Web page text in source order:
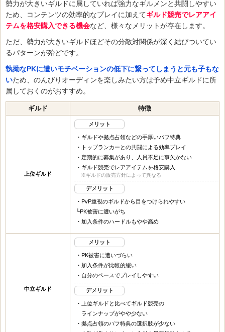
勢力が大きいギルドに属していれば強力なギルメンと共闘しやすい
ため、コンテンツの効率的なプレイに加えてギルド競売でレアアイ
テムを格安購入できる機会など、様々なメリットが存在します。
ただ、勢力が大きいギルドほどその分敵対関係が深く結びついてい
るパターンが殆どです。
執拗なPKに遭いモチベーションの低下に繋ってしまうと元も子もな
いため、のんびりオーディンを楽しみたい方は予め中立ギルドに所
属しておくのがおすすめ。
ギルド 特徴
上位ギルド
メリット
・ギルドや拠点占領などの手厚いバフ特典
・トップランカーとの共闘による効率プレイ
・定期的に募集があり、人員不足に事欠かない
・ギルド競売でレアアイテムを格安購入
※ギルドの販売方針によって異なる
デメリット
・PvP重視のギルドから目をつけられやすい
└PK被害に遭いがち
・加入条件のハードルもやや高め
中立ギルド
メリット
・PK被害に遭いづらい
・加入条件が比較的緩い
・自分のペースでプレイしやすい
デメリット
・上位ギルドと比べてギルド競売の
ラインナップがやや少ない
・拠点占領のバフ特典の選択肢が少ない